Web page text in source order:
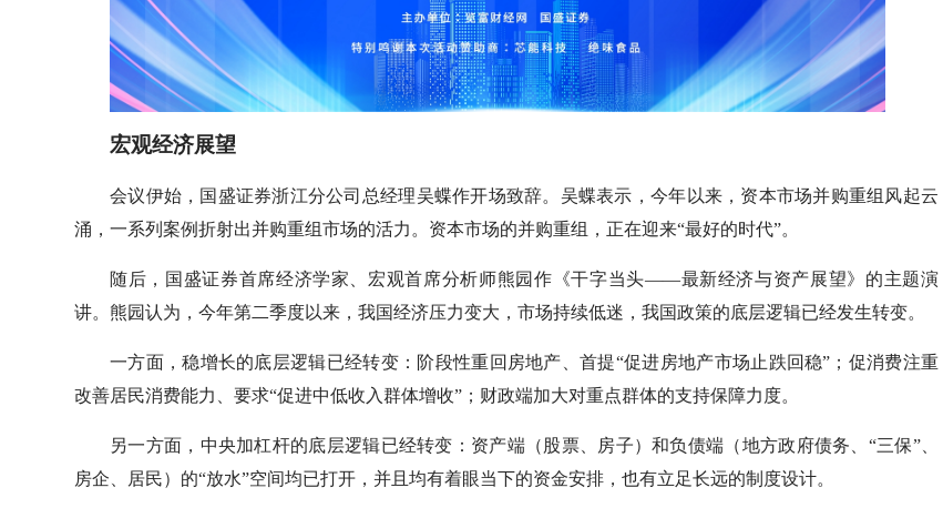
宏观经济展望
会议伊始，国盛证券浙江分公司总经理吴蝶作开场致辞。吴蝶表示，今年以来，资本市场并购重组风起云
涌，一系列案例折射出并购重组市场的活力。资本市场的并购重组，正在迎来“最好的时代”。
随后，国盛证券首席经济学家、宏观首席分析师熊园作《干字当头——最新经济与资产展望》的主题演
讲。熊园认为，今年第二季度以来，我国经济压力变大，市场持续低迷，我国政策的底层逻辑已经发生转变。
一方面，稳增长的底层逻辑已经转变：阶段性重回房地产、首提“促进房地产市场止跌回稳”；促消费注重
改善居民消费能力、要求“促进中低收入群体增收”；财政端加大对重点群体的支持保障力度。
另一方面，中央加杠杆的底层逻辑已经转变：资产端（股票、房子）和负债端（地方政府债务、“三保”、
房企、居民）的“放水”空间均已打开，并且均有着眼当下的资金安排，也有立足长远的制度设计。